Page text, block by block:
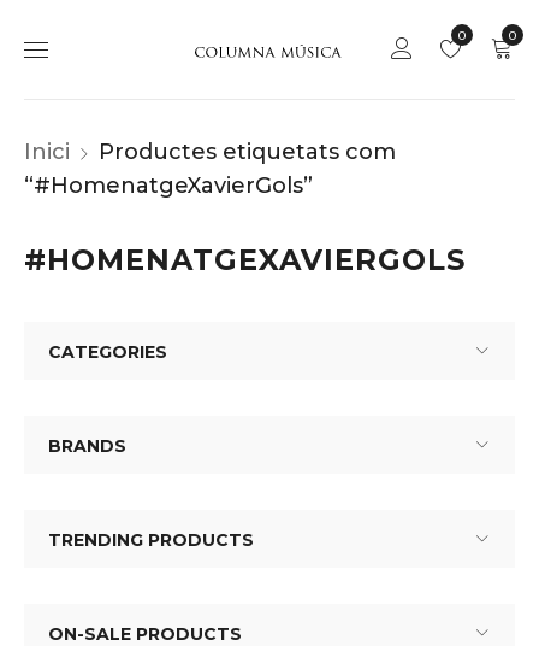
0
0
Inici
Productes etiquetats com
“#HomenatgeXavierGols”
#HOMENATGEXAVIERGOLS
CATEGORIES
BRANDS
TRENDING PRODUCTS
ON-SALE PRODUCTS